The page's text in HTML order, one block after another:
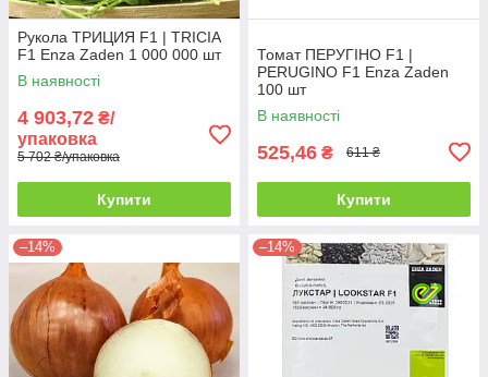
Рукола ТРИЦИЯ F1 | TRICIA
F1 Enza Zaden 1 000 000 шт
В наявності
4 903,72 ₴/
упаковка
5 702 ₴/упаковка
Купити
Томат ПЕРУГІНО F1 |
PERUGINO F1 Enza Zaden
100 шт
В наявності
525,46 ₴ 611 ₴
Купити
–14% –14%